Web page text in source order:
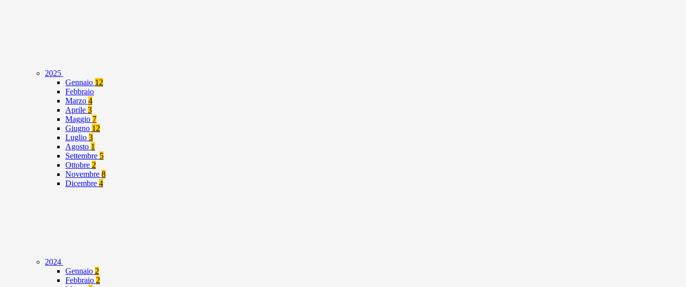
2025
Gennaio 12
Febbraio
Marzo 4
Aprile 3
Maggio 7
Giugno 12
Luglio 3
Agosto 1
Settembre 5
Ottobre 2
Novembre 8
Dicembre 4
2024
Gennaio 2
Febbraio 2